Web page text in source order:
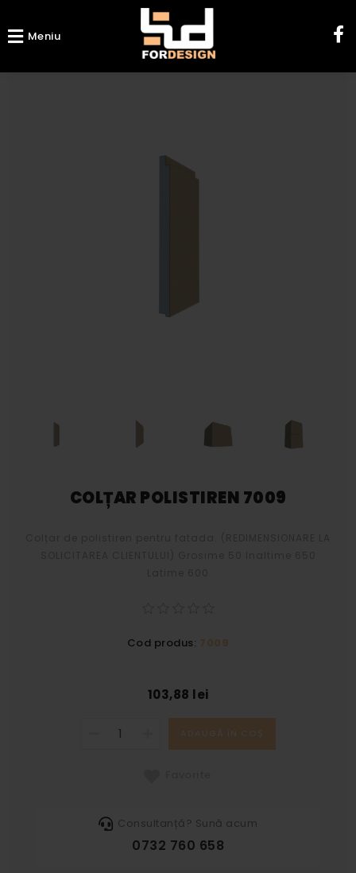
Meniu
COLȚAR POLISTIREN 7009
Cod produs: 7009
103,88 lei
ADAUGĂ ÎN COȘ
Consultanță? Sună acum
0732 760 658